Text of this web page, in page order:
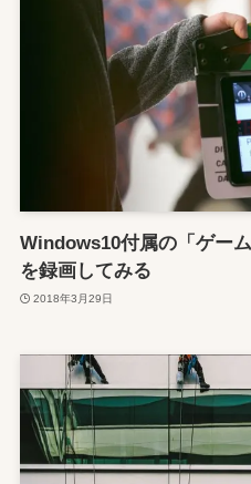
Windows10付属の「ゲー
を録画してみる
2018年3月29日